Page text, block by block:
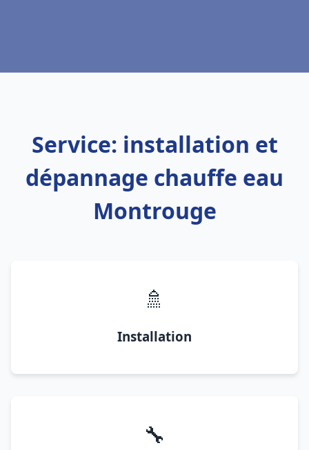
Service: installation et
dépannage chauffe eau
Montrouge
🚿
Installation
🔧